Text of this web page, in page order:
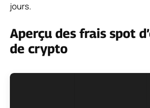
jours.
Aperçu des frais spot
de crypto